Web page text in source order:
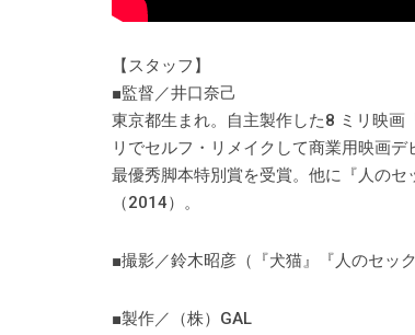
【スタッフ】
■監督／井口奈己
東京都生まれ。自主製作した8 ミリ映画
リでセルフ・リメイクして商業用映画
最優秀脚本特別賞を受賞。他に『人のセ
（2014）。
■撮影／鈴木昭彦（『犬猫』『人のセッ
■製作／（株）GAL